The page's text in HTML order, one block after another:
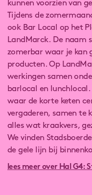
kunnen voorzien van
Tijdens de
ook Bar Local op het
LandMarck. De naam
zomerbar waar je kan
producten. Op
werkingen samen
barlocal en
waar de korte keten
vergaderen, samen te
alles wat kraakvers,
We vinden
de gele lijn bij
lees meer over Hal G4: